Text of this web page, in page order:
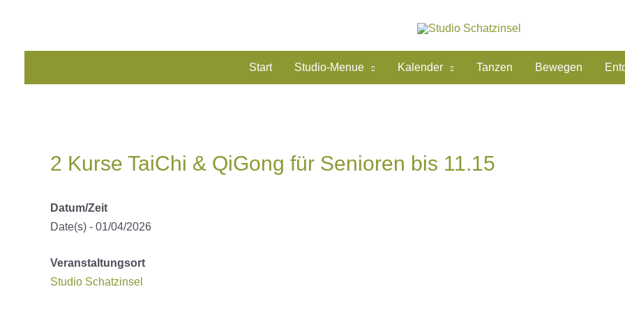
Start
Studio-Menue Kalender Tanzen Bewegen
2 Kurse TaiChi & QiGong für Senioren bis 11.15
Datum/Zeit
Date(s) - 01/04/2026
Veranstaltungsort
Studio Schatzinsel